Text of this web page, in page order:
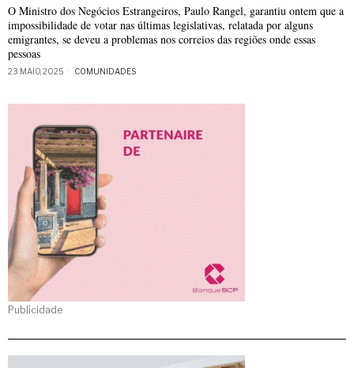
O Ministro dos Negócios Estrangeiros, Paulo Rangel, garantiu ontem que a
impossibilidade de votar nas últimas legislativas, relatada por alguns
emigrantes, se deveu a problemas nos correios das regiões onde essas
pessoas
23 MAIO, 2025 COMUNIDADES
Publicidade